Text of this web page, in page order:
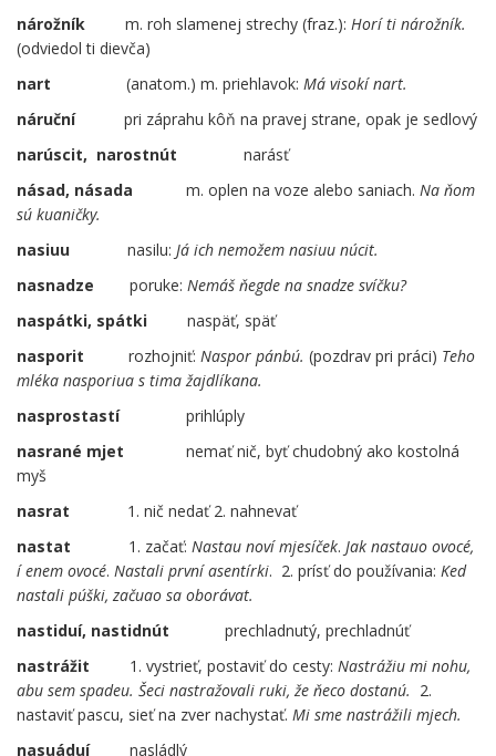
nárožník m. roh slamenej strechy (fraz.): Horí ti nárožník.
(odviedol ti dievča)
nart (anatom.) m. priehlavok: Má visokí nart.
náruční pri záprahu kôň na pravej strane, opak je sedlový
narúscit, narostnút narásť
násad, násada m. oplen na voze alebo saniach. Na ňom
sú kuaničky.
nasiuu nasilu: Já ich nemožem nasiuu núcit.
nasnadze poruke: Nemáš ňegde na snadze svíčku?
naspátki, spátki naspäť, späť
nasporit rozhojniť: Naspor pánbú. (pozdrav pri práci) Teho
mléka nasporiua s tima žajdlíkana.
nasprostastí prihlúply
nasrané mjet nemať nič, byť chudobný ako kostolná
myš
nasrat
1. nič nedať 2. nahnevať
nastat 1. začať: Nastau noví mjesíček. Jak nastauo ovocé,
í enem ovocé. Nastali první asentírki. 2. prísť do používania: Ked
nastali púški, začuao sa oborávat.
nastiduí, nastidnút
prechladnutý, prechladnúť
nastrážit 1. vystrieť, postaviť do cesty: Nastrážiu mi nohu,
abu sem spadeu. Šeci nastražovali ruki, že ňeco dostanú. 2.
nastaviť pascu, sieť na zver nachystať. Mi sme nastrážili mjech.
nasuáduí nasládlý